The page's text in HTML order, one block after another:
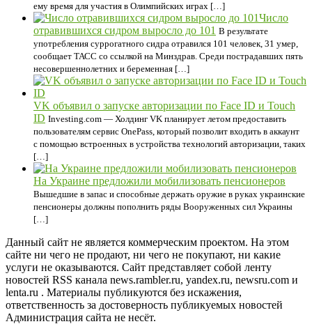
ему время для участия в Олимпийских играх […]
Число
отравившихся сидром выросло до 101 В результате
употребления суррогатного сидра отравился 101 человек, 31 умер,
сообщает ТАСС со ссылкой на Минздрав. Среди пострадавших пять
несовершеннолетних и беременная […]
VK объявил о запуске авторизации по Face ID и Touch
ID Investing.com — Холдинг VK планирует летом предоставить
пользователям сервис OnePass, который позволит входить в аккаунт
с помощью встроенных в устройства технологий авторизации, таких
[…]
На Украине предложили мобилизовать пенсионеров
Вышедшие в запас и способные держать оружие в руках украинские
пенсионеры должны пополнить ряды Вооруженных сил Украины
[…]
Данный сайт не является коммерческим проектом. На этом
сайте ни чего не продают, ни чего не покупают, ни какие
услуги не оказываются. Сайт представляет собой ленту
новостей RSS канала news.rambler.ru, yandex.ru, newsru.com и
lenta.ru . Материалы публикуются без искажения,
ответственность за достоверность публикуемых новостей
Администрация сайта не несёт.